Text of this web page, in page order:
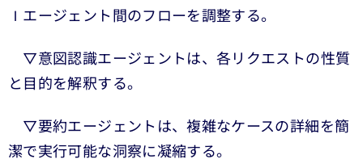
Ｉエージェント間のフローを調整する。
▽意図認識エージェントは、各リクエストの性質
と目的を解釈する。
▽要約エージェントは、複雑なケースの詳細を簡
潔で実行可能な洞察に凝縮する。